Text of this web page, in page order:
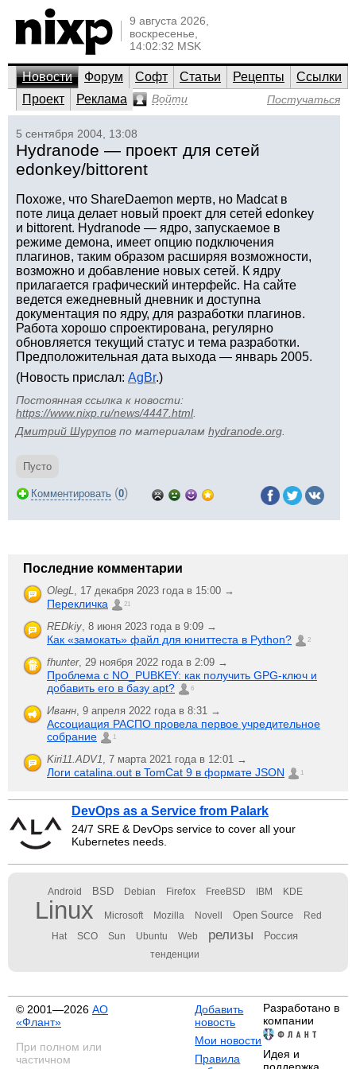
9 августа 2026,
воскресенье,
14:02:32 MSK
Новости Форум Софт Статьи Рецепты
Ссылки
Проект
Реклама Войти Постучаться
5 сентября 2004, 13:08
Hydranode — проект для сетей
edonkey/bittorent
Похоже, что ShareDaemon мертв, но Madcat в
поте лица делает новый проект для сетей edonkey
и bittorent. Hydranode — ядро, запускаемое в
режиме демона, имеет опцию подключения
плагинов, таким образом расширяя возможности,
возможно и добавление новых сетей. К ядру
прилагается графический интерфейс. На сайте
ведется ежедневный дневник и доступна
документация по ядру, для разработки плагинов.
Работа хорошо спроектирована, регулярно
обновляется текущий статус и тема разработки.
Предположительная дата выхода — январь 2005.
(Новость прислал: AgBr.)
Постоянная ссылка к новости:
https://www.nixp.ru/news/4447.html.
Дмитрий Шурупов по материалам hydranode.org
Пусто
Комментировать (0)
Последние комментарии
OlegL, 17 декабря 2023 года в 15:00 →
Перекличка 21
REDkiy, 8 июня 2023 года в 9:09 →
Как «замокать» файл для юниттеста в Python? 2
fhunter, 29 ноября 2022 года в 2:09 →
Проблема с NO_PUBKEY: как получить GPG-ключ и
добавить его в базу apt?
6
Иванн, 9 апреля 2022 года в 8:31 →
Ассоциация РАСПО провела первое учредительное
собрание
1
Kiri11.ADV1, 7 марта 2021 года в 12:01 →
Логи catalina.out в TomCat 9 в формате JSON 1
DevOps as a Service from Palark
24/7 SRE & DevOps service to cover all your
Kubernetes needs.
Android BSD Debian Firefox FreeBSD IBM KDE
Linux Microsoft Mozilla Novell Open Source Red
Hat SCO Sun Ubuntu Web релизы Россия
тенденции
© 2001—2026 АО
«Флант»
При полном или
частичном
Добавить
новость
Мои новости
Правила
Разработано в
компании
Идея и